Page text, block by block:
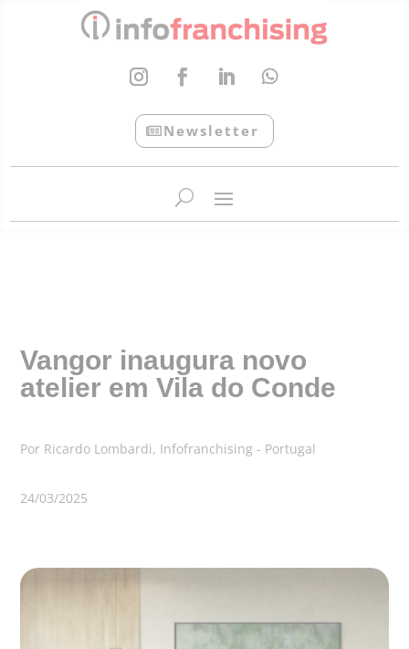
Newsletter
Vangor inaugura novo
atelier em Vila do Conde
Por Ricardo Lombardi, Infofranchising - Portugal
24/03/2025